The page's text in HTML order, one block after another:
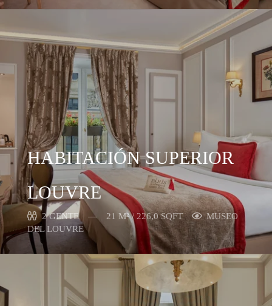
HABITACIÓN SUPERIOR
LOUVRE
2 GENTE 21 M² / 226,0 SQFT
MUSEO
DEL LOUVRE